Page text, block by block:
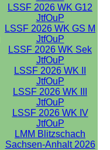
LSSF 2026 WK G12
JtfOuP
LSSF 2026 WK GS M
JtfOuP
LSSF 2026 WK Sek
JtfOuP
LSSF 2026 WK II
JtfOuP
LSSF 2026 WK III
JtfOuP
LSSF 2026 WK IV
JtfOuP
LMM Blitzschach
Sachsen-Anhalt 2026